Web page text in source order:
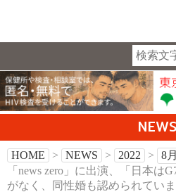
NEWS
HOME > NEWS > 2022 > 8月
「news zero」に出演、「日本は
がなく、同性婚も認められていま